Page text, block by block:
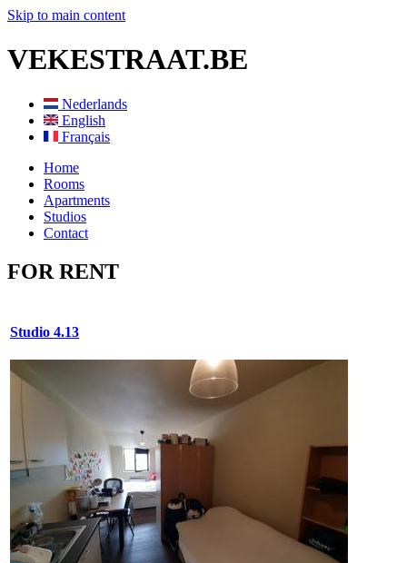
Skip to main content
VEKESTRAAT.BE
Nederlands
English
Français
Home
Rooms
Apartments
Studios
Contact
FOR RENT
Studio 4.13